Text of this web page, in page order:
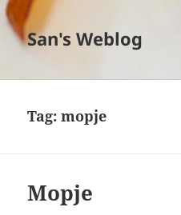
San's Weblog
Tag:mopje
Mopje